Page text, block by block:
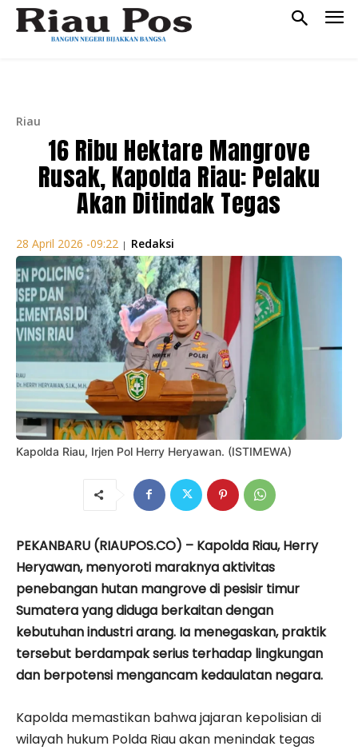
Riau
16 Ribu Hektare Mangrove
Rusak, Kapolda Riau: Pelaku
Akan Ditindak Tegas
28 April 2026 -09:22 | Redaksi
Kapolda Riau, Irjen Pol Herry Heryawan. (ISTIMEWA)
PEKANBARU (RIAUPOS.CO) – Kapolda Riau,Herry
Heryawan, menyoroti maraknya aktivitas
penebangan hutan mangrove di pesisir timur
Sumatera yang diduga berkaitan dengan
kebutuhan industri arang. Ia menegaskan, praktik
tersebut berdampak serius terhadap lingkungan
dan berpotensi mengancam kedaulatan negara.
Kapolda memastikan bahwa jajaran kepolisian di
wilayah hukum Polda Riau akan menindak tegas